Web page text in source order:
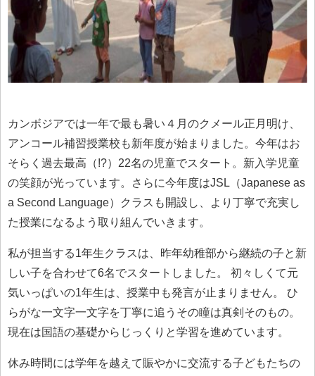
カンボジアでは一年で最も暑い４月のクメール正月明け、
アンコール補習授業校も新年度が始まりました。今年はお
そらく過去最高（!?）22名の児童でスタート。新入学児童
の笑顔が光っています。さらに今年度はJSL（Japanese as
a Second Language）クラスも開設し、より丁寧で充実し
た授業になるよう取り組んでいきます。
私が担当する1年生クラスは、昨年幼稚部から継続の子と新
しい子を合わせて6名でスタートしました。 初々しくて元
気いっぱいの1年生は、授業中も発言が止まりません。 ひ
らがな一文字一文字を丁寧に追うその瞳は真剣そのもの。
現在は国語の基礎からじっくりと学習を進めています。
休み時間には学年を越えて賑やかに交流する子どもたちの